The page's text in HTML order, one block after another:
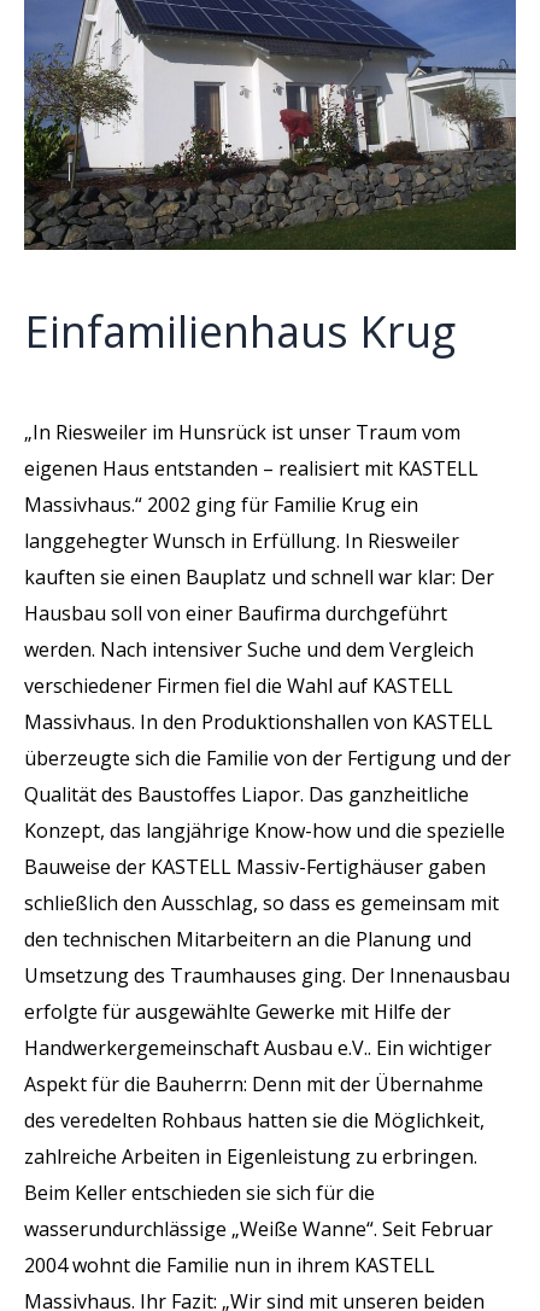
Einfamilienhaus Krug
„In Riesweiler im Hunsrück ist unser Traum vom
eigenen Haus entstanden – realisiert mit KASTELL
Massivhaus.“ 2002 ging für Familie Krug ein
langgehegter Wunsch in Erfüllung. In Riesweiler
kauften sie einen Bauplatz und schnell war klar: Der
Hausbau soll von einer Baufirma durchgeführt
werden. Nach intensiver Suche und dem Vergleich
verschiedener Firmen fiel die Wahl auf KASTELL
Massivhaus. In den Produktionshallen von KASTELL
überzeugte sich die Familie von der Fertigung und der
Qualität des Baustoffes Liapor. Das ganzheitliche
Konzept, das langjährige Know-how und die spezielle
Bauweise der KASTELL Massiv-Fertighäuser gaben
schließlich den Ausschlag, so dass es gemeinsam mit
den technischen Mitarbeitern an die Planung und
Umsetzung des Traumhauses ging. Der Innenausbau
erfolgte für ausgewählte Gewerke mit Hilfe der
Handwerkergemeinschaft Ausbau e.V.. Ein wichtiger
Aspekt für die Bauherrn: Denn mit der Übernahme
des veredelten Rohbaus hatten sie die Möglichkeit,
zahlreiche Arbeiten in Eigenleistung zu erbringen.
Beim Keller entschieden sie sich für die
wasserundurchlässige „Weiße Wanne“. Seit Februar
2004 wohnt die Familie nun in ihrem KASTELL
Massivhaus. Ihr Fazit: „Wir sind mit unseren beiden